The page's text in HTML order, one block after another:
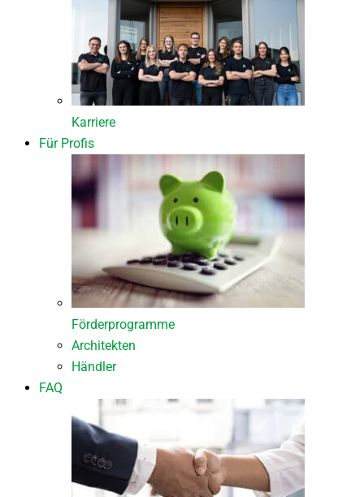
Karriere
Für Profis
Förderprogramme
Architekten
Händler
FAQ